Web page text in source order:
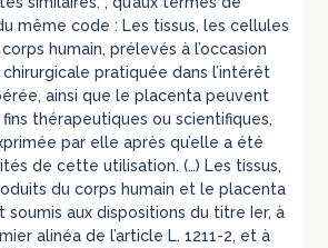
même code : Les tissus, les cellules
humain, prélevés à l’occasion
chirurgicale pratiquée dans l’intérêt
ainsi que le placenta peuvent
thérapeutiques ou scientifiques,
par elle après qu’elle a été
de cette utilisation. (…) Les tissus,
du corps humain et le placenta
soumis aux dispositions du titre Ier, à
alinéa de l’article L. 1211-2, et à